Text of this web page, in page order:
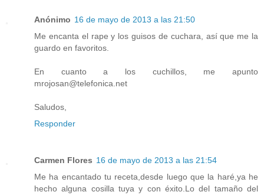
Anónimo 16 de mayo de 2013 a las 21:50
Me encanta el rape y los guisos de cuchara, así que me la
guardo en favoritos.
En cuanto a los cuchillos, me apunto
mrojosan@telefonica.net
Saludos,
Responder
Carmen Flores 16 de mayo de 2013 a las 21:54
Me ha encantado tu receta,desde luego que la haré,ya he
hecho alguna cosilla tuya y con éxito.Lo del tamaño del